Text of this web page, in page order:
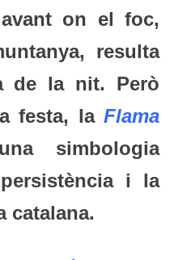
on el foc,
resulta
de la nit. Però
festa, laFlama
simbologia
i la
catalana.